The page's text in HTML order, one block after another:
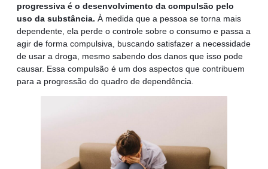
progressiva é o desenvolvimento da compulsão pelo
uso da substância. À medida que a pessoa se torna mais
dependente, ela perde o controle sobre o consumo e passa a
agir de forma compulsiva, buscando satisfazer a necessidade
de usar a droga, mesmo sabendo dos danos que isso pode
causar. Essa compulsão é um dos aspectos que contribuem
para a progressão do quadro de dependência.